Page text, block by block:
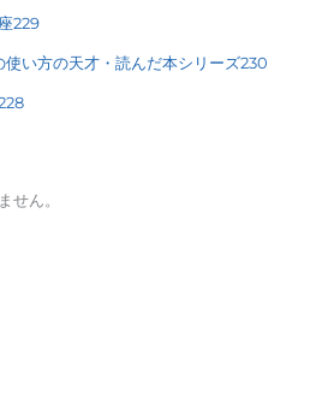
229
い方の天才・読んだ本シリーズ230
せん。